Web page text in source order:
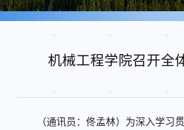
机械工程学院召开全
（通讯员：佟孟林）为深入学习